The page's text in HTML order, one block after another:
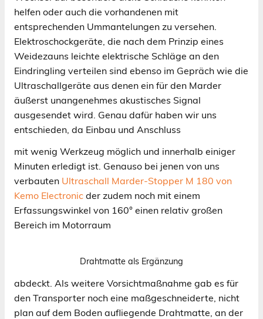
helfen oder auch die vorhandenen mit
entsprechenden Ummantelungen zu versehen.
Elektroschockgeräte, die nach dem Prinzip eines
Weidezauns leichte elektrische Schläge an den
Eindringling verteilen sind ebenso im Gepräch wie die
Ultraschallgeräte aus denen ein für den Marder
äußerst unangenehmes akustisches Signal
ausgesendet wird. Genau dafür haben wir uns
entschieden, da Einbau und Anschluss
mit wenig Werkzeug möglich und innerhalb einiger
Minuten erledigt ist. Genauso bei jenen von uns
verbauten Ultraschall Marder-Stopper M 180 von
Kemo Electronic der zudem noch mit einem
Erfassungswinkel von 160° einen relativ großen
Bereich im Motorraum
Drahtmatte als Ergänzung
abdeckt. Als weitere Vorsichtmaßnahme gab es für
den Transporter noch eine maßgeschneiderte, nicht
plan auf dem Boden aufliegende Drahtmatte, an der